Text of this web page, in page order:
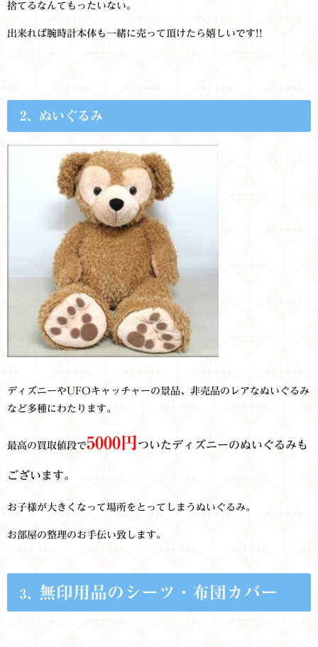
捨てるなんてもったいない。
出来れば腕時計本体も一緒に売って頂けたら嬉しいです!!
2、ぬいぐるみ
ディズニーやUFOキャッチャーの景品、非売品のレアなぬいぐるみ
など多種にわたります。
最高の買取値段で5000円ついたディズニーのぬいぐるみも
ございます。
お子様が大きくなって場所をとってしまうぬいぐるみ。
お部屋の整理のお手伝い致します。
3、 無印用品のシーツ・布団カバー